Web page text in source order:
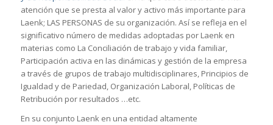
atención que se presta al valor y activo más importante para
Laenk; LAS PERSONAS de su organización. Así se refleja en el
significativo número de medidas adoptadas por Laenk en
materias como La Conciliación de trabajo y vida familiar,
Participación activa en las dinámicas y gestión de la empresa
a través de grupos de trabajo multidisciplinares, Principios de
Igualdad y de Pariedad, Organización Laboral, Políticas de
Retribución por resultados …etc.
En su conjunto Laenk en una entidad altamente